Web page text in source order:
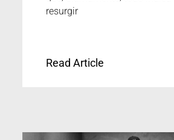
resurgir
Read Article